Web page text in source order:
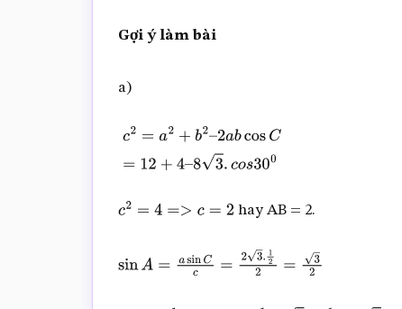
Gợi ý làm bài
a)
=a2 + 2
8
co s300
c => = hay AB = 2.
sinA=asin C 23. 2=